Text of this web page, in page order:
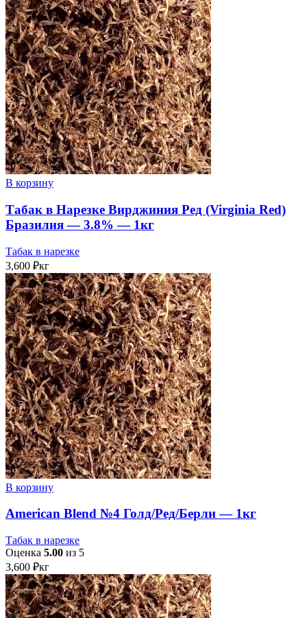
В корзину
Табак в Нарезке Вирджиния Ред (Virginia Red)
Бразилия — 3.8% — 1кг
Табак в нарезке
3,600 ₽кг
В корзину
American Blend №4 Голд/Ред/Берли — 1кг
Табак в нарезке
Оценка 5.00 из 5
3,600 ₽кг